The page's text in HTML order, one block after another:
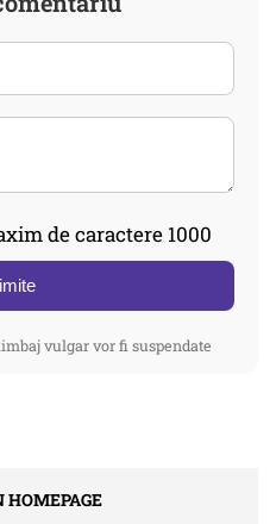
de caractere 1000
vulgar vor fi suspendate